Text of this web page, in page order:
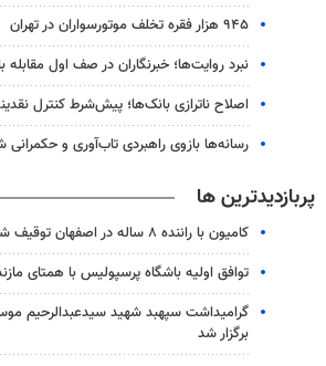
۹۴۵ هزار فقره تخلف موتورسواران در تهران
نبرد روایت‌ها؛ خبرنگاران در صف اول مقابله
اصلاح ناترازی بانک‌ها؛ پیش‌شرط کنترل
رسانه‌ها بازوی راهبردی تاب‌آوری و
پربازدیدترین ها
کامیون با راننده ۸ ساله در اصفهان توقیف شد
توافق اولیه باشگاه پرسپولیس با همتای
گرامیداشت سپهبد شهید سیدعبدالرحیم
برگزار شد